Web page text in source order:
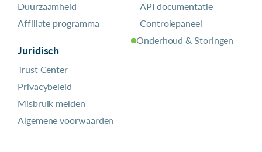
Duurzaamheid
Affiliate programma
Juridisch
Trust Center
Privacybeleid
Misbruik melden
Algemene voorwaarden
API documentatie
Controlepaneel
Onderhoud & Storingen